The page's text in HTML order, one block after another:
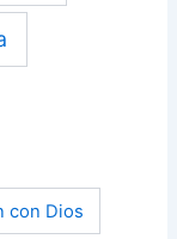
con Dios